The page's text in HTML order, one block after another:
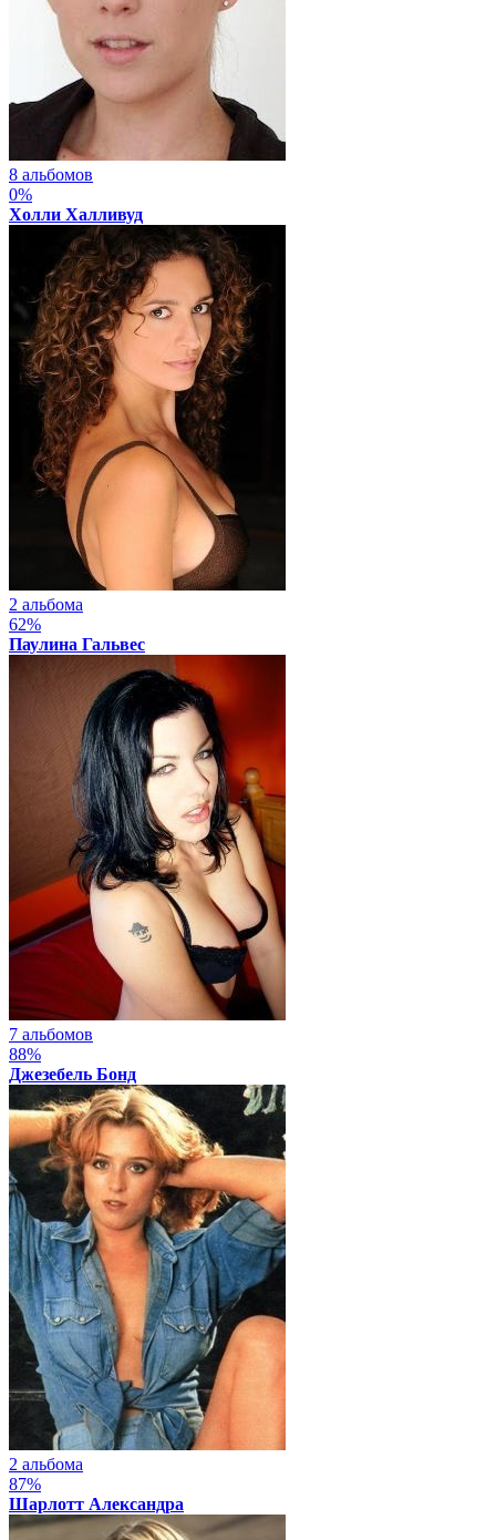
8 альбомов
0%
Холли Халливуд
2 альбома
62%
Паулина Гальвес
7 альбомов
88%
Джезебель Бонд
2 альбома
87%
Шарлотт Александра